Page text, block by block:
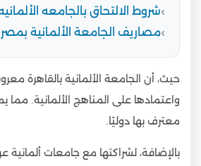
شروط الالتحاق بالجامعه
مصاريف الجامعة الألمانية بمصر
حيث، أن الجامعة الألمانية بالقاهرة
واعتمادها على المناهج الألمانية. مما
معترف بها دوليًا.
بالإضافة، لشراكتها مع جامعات ألمانية